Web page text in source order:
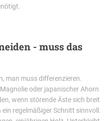
- muss das
man muss differenzieren.
oder japanischer Ahorn
wenn störende Äste sich breit
regelmäßiger Schnitt sinnvoll.